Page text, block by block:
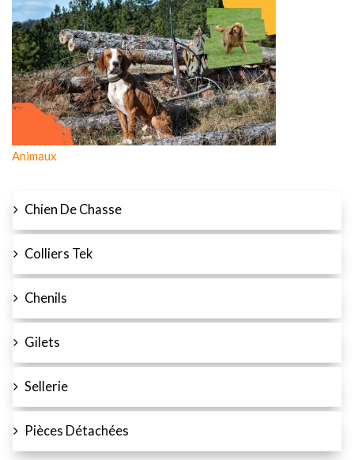
Animaux
Chien De Chasse
Colliers Tek
Chenils
Gilets
Sellerie
Pièces Détachées